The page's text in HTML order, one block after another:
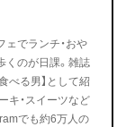
ェでランチ・おや
くのが日課。雑誌
べる男】として紹
キ・スイーツなど
でも約6万人の